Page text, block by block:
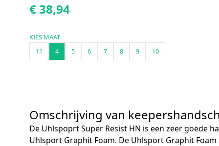
€ 38,94
KIES MAAT:
11
4 5 6 7 8 9 10
Omschrijving van
De Uhlspoprt Super Resist HN is een zeer goede
Uhlsport Graphit Foam. De Uhlsport Graphit